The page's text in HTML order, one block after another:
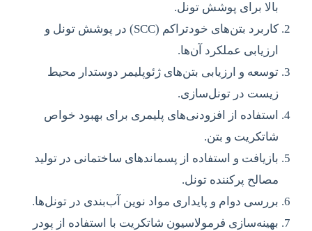
بالا برای پوشش تونل.
کاربرد بتن‌های خودتراکم (SCC) در پوشش تونل و
ارزیابی عملکرد آن‌ها.
توسعه و ارزیابی بتن‌های ژئوپلیمر دوستدار محیط
زیست در تونل‌سازی.
استفاده از افزودنی‌های پلیمری برای بهبود خواص
شاتکریت و بتن.
بازیافت و استفاده از پسماندهای ساختمانی در تولید
مصالح پرکننده تونل.
بررسی دوام و پایداری مواد نوین آب‌بندی در تونل‌ها.
بهینه‌سازی فرمولاسیون شاتکریت با استفاده از پودر